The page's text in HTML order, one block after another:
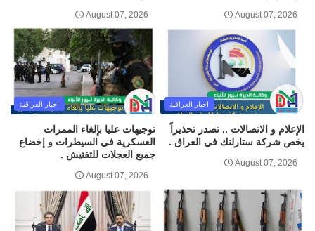
August 07, 2026
August 07, 2026
اخبار العراقية
الإعلام و الاتصالات .. تصدر تحذيراً
يخص شركة ستارلنك في العراق .
August 07, 2026
اخبار العراقية
توجيهات عليا بإلغاء الممرات
العسكرية في السيطرات و إخضاع
جميع العجلات للتفتيش .
August 07, 2026